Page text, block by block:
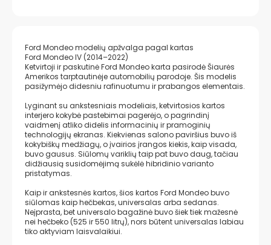
Ford Mondeo modelių apžvalga pagal kartas
Ford Mondeo IV (2014–2022)
Ketvirtoji ir paskutinė Ford Mondeo karta pasirodė Šiaurės
Amerikos tarptautinėje automobilių parodoje. Šis modelis
pasižymėjo didesniu rafinuotumu ir prabangos elementais.
Lyginant su ankstesniais modeliais, ketvirtosios kartos
interjero kokybė pastebimai pagerėjo, o pagrindinį
vaidmenį atliko didelis informacinių ir pramoginių
technologijų ekranas. Kiekvienas salono paviršius buvo iš
kokybiškų medžiagų, o įvairios įrangos kiekis, kaip visada,
buvo gausus. Siūlomų variklių taip pat buvo daug, tačiau
didžiausią susidomėjimą sukėlė hibridinio varianto
pristatymas.
Kaip ir ankstesnės kartos, šios kartos Ford Mondeo buvo
siūlomas kaip hečbekas, universalas arba sedanas.
Neįprasta, bet universalo bagažinė buvo šiek tiek mažesnė
nei hečbeko (525 ir 550 litrų), nors būtent universalas labiau
tiko aktyviam laisvalaikiui.